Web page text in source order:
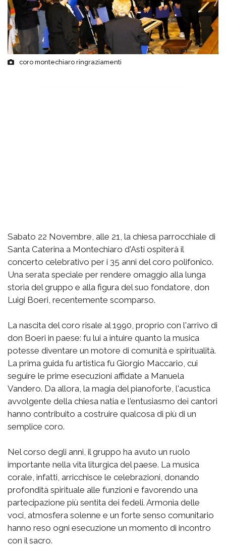
coro montechiaro ringraziamenti
Sabato 22 Novembre, alle 21, la chiesa parrocchiale di
Santa Caterina a Montechiaro d'Asti ospiterà il
concerto celebrativo per i 35 anni del coro polifonico.
Una serata speciale per rendere omaggio alla lunga
storia del gruppo e alla figura del suo fondatore, don
Luigi Boeri, recentemente scomparso.
La nascita del coro risale al 1990, proprio con l'arrivo di
don Boeri in paese: fu lui a intuire quanto la musica
potesse diventare un motore di comunità e spiritualità.
La prima guida fu artistica fu Giorgio Maccario, cui
seguire le prime esecuzioni affidate a Manuela
Vandero. Da allora, la magia del pianoforte, l'acustica
avvolgente della chiesa natia e l'entusiasmo dei cantori
hanno contribuito a costruire qualcosa di più di un
semplice coro.
Nel corso degli anni, il gruppo ha avuto un ruolo
importante nella vita liturgica del paese. La musica
corale, infatti, arricchisce le celebrazioni, donando
profondità spirituale alle funzioni e favorendo una
partecipazione più sentita dei fedeli. Armonia delle
voci, atmosfera solenne e un forte senso comunitario
hanno reso ogni esecuzione un momento di incontro
con il sacro.